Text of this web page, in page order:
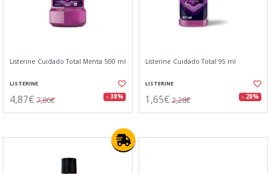
Listerine Cuidado Total Menta 500 ml
LISTERINE
4,87€ 7,86€ - 38%
Listerine Cuidado Total 95 ml
LISTERINE
1,65€ 2,28€ - 28%